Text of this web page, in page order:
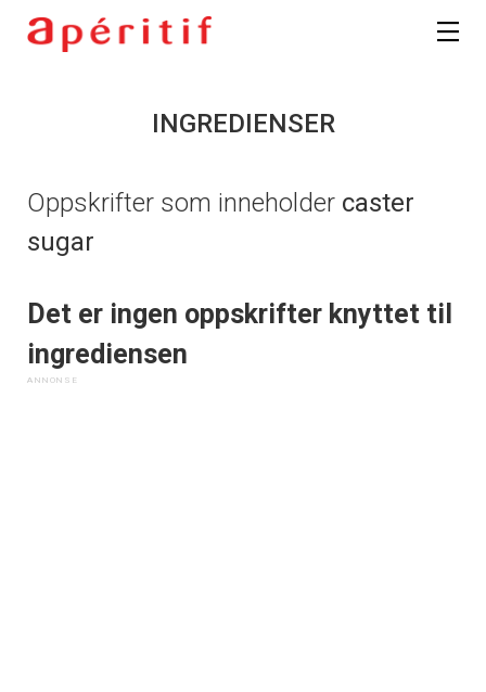
INGREDIENSER
Oppskrifter som inneholder caster
sugar
Det er ingen oppskrifter knyttet til
ingrediensen